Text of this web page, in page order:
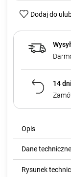
Dodaj do
14
Opis
Dane techniczne
Rysunek